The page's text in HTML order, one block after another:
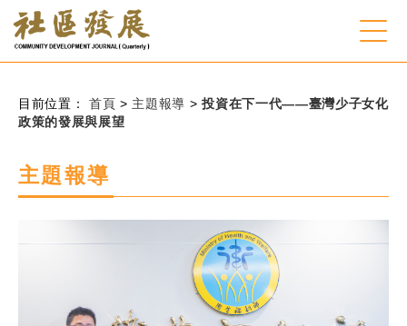
跳到主要內容
常見問題
客服諮詢
後台登入
目前位置：首頁> 主題報導 > 投資在下一代——臺灣少子女化
政策的發展與展望
主題報導